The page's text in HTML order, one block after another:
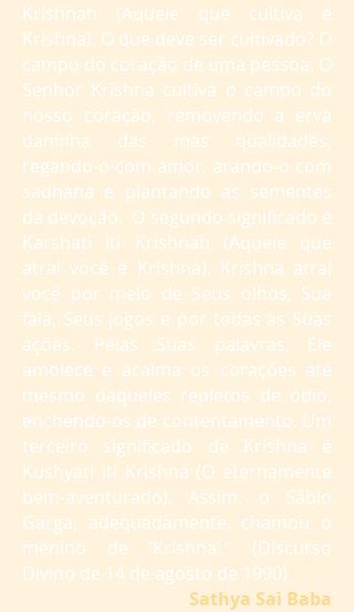
Krishnah (Aquele que cultiva é
Krishna). O que deve ser cultivado? O
campo do coração de uma pessoa. O
Senhor Krishna cultiva o campo do
nosso coração, removendo a erva
daninha das más qualidades,
regando-o com amor, arando-o com
sadhana e plantando as sementes
da devoção. O segundo significado é
Karshati iti Krishnah (Aquele que
atrai você é Krishna). Krishna atrai
você por meio de Seus olhos, Sua
fala, Seus jogos e por todas as Suas
ações. Pelas Suas palavras, Ele
amolece e acalma os corações até
mesmo daqueles repletos de ódio,
enchendo-os de contentamento. Um
terceiro significado de Krishna é
Kushyati iti Krishna (O eternamente
bem-aventurado). Assim, o Sábio
Garga, adequadamente, chamou o
menino de ‘Krishna’.” (Discurso
Divino de 14 de agosto de 1990)
Sathya Sai Baba